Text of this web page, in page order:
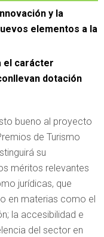
y la
elementos a la
el carácter
dotación
bueno al proyecto
de Turismo
su
méritos relevantes
jurídicas, que
en materias como el
la accesibilidad e
del sector en